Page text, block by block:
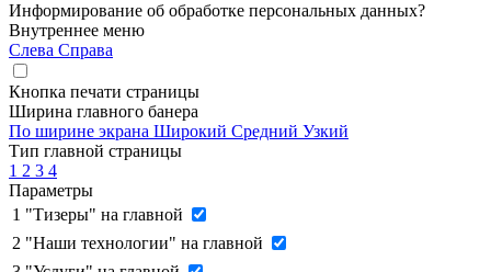
Информирование об обработке персональных данных?
Внутреннее меню
Слева Справа
Кнопка печати страницы
Ширина главного банера
По ширине экрана Широкий Средний Узкий
Тип главной страницы
1 2 3 4
Параметры
1 "Тизеры" на главной
2 "Наши технологии" на главной